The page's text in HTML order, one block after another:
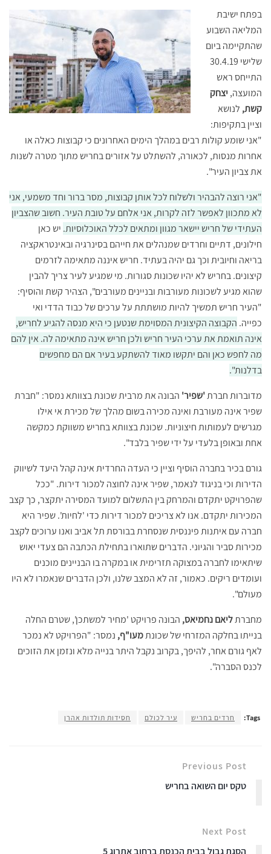
בפתח ישיבת
המליאה השבוע
שהתקיימה ביום
שלישי 30.4.19
התייחס ראש
המועצה,יצחק
קשת, לנושא
וציין בתקיפות:
"אני שומע קולות רבים במהלך הימים האחרונים כי קבוצות כאלה או
אחרות מנסות, לכאורה, להשתלט על אזורים בחריש מתוך מטרה לשנות
את צביון העיר".
"אני רוצה להבהיר ולשלוח לכל אותן קבוצות, מסר ברור וחד משמעי, אני
לא מתכוון לאפשר לזה לקרות, אני אלחם על טובת העיר. חשוב שהצביון
העתידי של חריש יישאר מגוון ומתאים לכלל האוכלוסיות. יש כאן
חילונים, דתיים וחרדים שמנהלים את חייהם בסינרגיה ובאינטראקציה
בריאה וחיובית וכך גם יהיה בעתיד. חריש איננה מתאימה לזרמים
קיצונים. בחריש לא יהיו שכונות סגורות. מי שמגיע לעיר צריך להבין
שהוא מגיע לשכונות מעורבות ובניינים מעורבים", הצהיר קשת והוסיף:
"העיר חריש תמשיך להיות מושתתת על ערכים של כבוד הדדי ואי
כפייה. הקבוצה הקיצונית המסוימת שנטען כי היא מנסה להגיע לחריש,
אינה תואמת את ערכי העיר חריש ולכן חריש אינה מתאימה לה. אין להם
מה לחפש כאן והם יתקשו מאוד להשתקע בעיר אם הם מחפשים
בדלנות".
מדוברות חברת'שפיר' הבונה את מרבית שכונת בצוותא נמסר: "חברת
שפיר אינה מעורבת ואינה מכירה בשום מהלך של מכירת אי אילו
מגרשים לעמותות חיצוניות. שכונת בצוותא בחריש משווקת כמקשה
אחת ובאופן בלעדי על ידי שפיר בלבד".
גורם בכיר בחברה הוסיף וציין כי העדה החרדית אינה קהל היעד לשיווק
הדירות וכי בניגוד לנאמר, שפיר אינה לחוצה למכור דירות. "ככל
שהפרויקט יתקדם והמרחק בין התשלום למועד המסירה יתקצר, כך קצב
המכירות יתקדם. אנו לא צריכים למכור דירות כדי 'לחיות'. שפיר היא
חברה עם איתנות פיננסית שנסחרת בבורסת תל אביב ואנו ערוכים לקצב
מכירות סביר והגיוני. הדברים שתוארו בתחילת הכתבה הם צעדי יאוש
שיתאימו לחברה במצוקה תזרימית או במקרה בו הבניינים מוכנים
ועומדים ריקים. כאמור, זה לא המצב שלנו, ולכן הדברים שנאמרו לא היו
מעולם".
מחברתליאם נחמיאס, הבונה פרויקט 'מחיר למשתכן', שטרם החלה
בנייתו בחלקה המזרחי של שכונתמעו"ף, נמסר: "הפרויקט לא נמכר
לאף גורם אחר, להיפך, בקרוב נקבל היתר בנייה מלא ונזמן את הזוכים
לכנס הסברה".
Tags: חרדים בחריש עיר לכולם חסידות תולדות אהרן
Previous Post
טקס יום השואה בחריש
Next Post
הסגת גבול בבית הכנסת ברחוב אתרוג 5